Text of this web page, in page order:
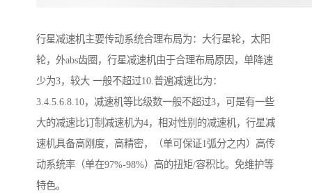
行星减速机主要传动系统合理布局为：大行星轮，太阳
轮，外abs齿圈，行星减速机由于合理布局原因，单降速
少为3，较大 一般不超过10.普遍减速比为：
3.4.5.6.8.10，减速机等比级数一般不超过3，可是有一些
大的减速比订制减速机为4，相对性别的减速机，行星减
速机具备高刚度，高精密，（单可保证1弧分之内）高传
动系统率（单在97%-98%）高的扭矩/容积比。免维护等
特色。